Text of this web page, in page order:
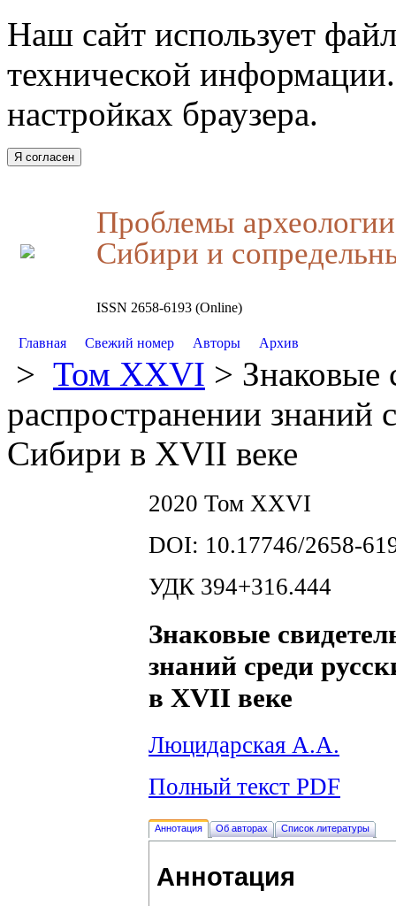
Наш сайт использует
технической
настройках браузера.
Я согласен
Проблемы
Сибири и
ISSN 2658-6193 (Online)
Главная Свежий номер Авторы Архив
> Том XXVI > Знаковые
распространении знаний
Сибири в XVII веке
2020 Том XXVI
DOI: 10.17746/2658-
УДК 394+316.444
Знаковые
знаний среди
в XVII веке
Люцидарская А.А.
Полный текст PDF
Аннотация Об авторах Список литературы
Аннотация